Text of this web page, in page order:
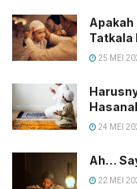
Apakah
Tatkala
25 MEI
24 MEI
Ah…
22 MEI